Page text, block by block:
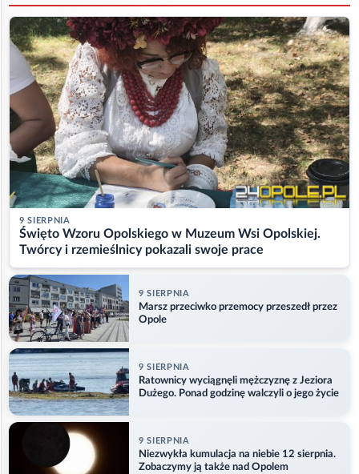
9 SIERPNIA
Święto Wzoru Opolskiego w Muzeum Wsi Opolskiej.
Twórcy i rzemieślnicy pokazali swoje prace
9 SIERPNIA
Marsz przeciwko przemocy przeszedł przez
Opole
9 SIERPNIA
Ratownicy wyciągnęli mężczyznę z Jeziora
Dużego. Ponad godzinę walczyli o jego życie
9 SIERPNIA
Niezwykła kumulacja na niebie 12 sierpnia.
Zobaczymy ją także nad Opolem